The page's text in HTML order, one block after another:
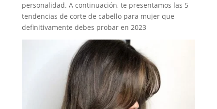
personalidad. A continuación, te presentamos las 5
tendencias de corte de cabello para mujer que
definitivamente debes probar en 2023